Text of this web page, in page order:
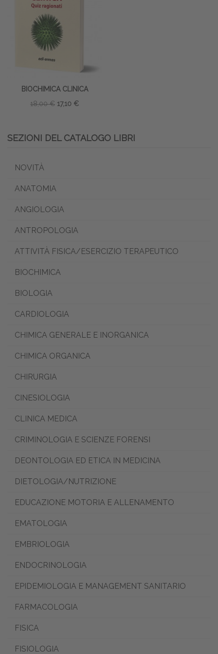
BIOCHIMICA CLINICA
18,00 € 17,10 €
SEZIONI DEL CATALOGO LIBRI
NOVITÀ
ANATOMIA
ANGIOLOGIA
ANTROPOLOGIA
ATTIVITÀ FISICA/ESERCIZIO TERAPEUTICO
BIOCHIMICA
BIOLOGIA
CARDIOLOGIA
CHIMICA GENERALE E INORGANICA
CHIMICA ORGANICA
CHIRURGIA
CINESIOLOGIA
CLINICA MEDICA
CRIMINOLOGIA E SCIENZE FORENSI
DEONTOLOGIA ED ETICA IN MEDICINA
DIETOLOGIA/NUTRIZIONE
EDUCAZIONE MOTORIA E ALLENAMENTO
EMATOLOGIA
EMBRIOLOGIA
ENDOCRINOLOGIA
EPIDEMIOLOGIA E MANAGEMENT SANITARIO
FARMACOLOGIA
FISICA
FISIOLOGIA